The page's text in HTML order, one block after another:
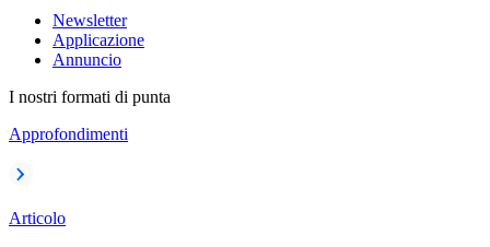
Newsletter
Applicazione
Annuncio
I nostri formati di punta
Approfondimenti
Articolo